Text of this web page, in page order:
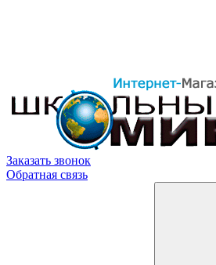
Заказать звонок
Обратная связь